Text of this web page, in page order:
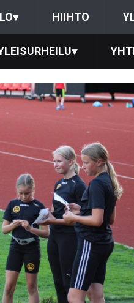
▾ HIIHTO
▾